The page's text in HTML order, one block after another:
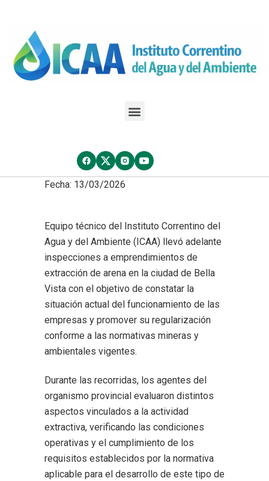
Fecha: 13/03/2026
Equipo técnico del Instituto Correntino del
Agua y del Ambiente (ICAA) llevó adelante
inspecciones a emprendimientos de
extracción de arena en la ciudad de Bella
Vista con el objetivo de constatar la
situación actual del funcionamiento de las
empresas y promover su regularización
conforme a las normativas mineras y
ambientales vigentes.
Durante las recorridas, los agentes del
organismo provincial evaluaron distintos
aspectos vinculados a la actividad
extractiva, verificando las condiciones
operativas y el cumplimiento de los
requisitos establecidos por la normativa
aplicable para el desarrollo de este tipo de